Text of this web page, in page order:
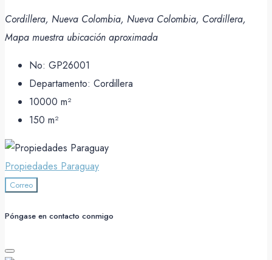
Cordillera, Nueva Colombia, Nueva Colombia, Cordillera,
Mapa muestra ubicación aproximada
No: GP26001
Departamento: Cordillera
10000 m²
150 m²
Propiedades Paraguay
Correo
Póngase en contacto conmigo